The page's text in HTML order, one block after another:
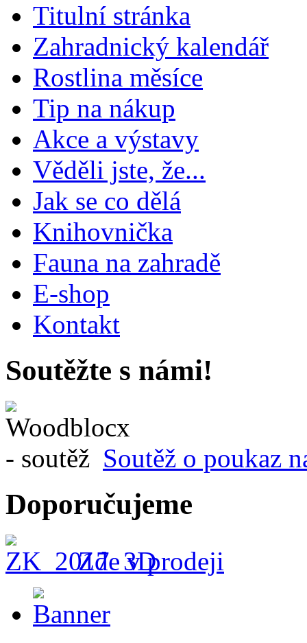
Titulní stránka
Zahradnický kalendář
Rostlina měsíce
Tip na nákup
Akce a výstavy
Věděli jste, že...
Jak se co dělá
Knihovnička
Fauna na zahradě
E-shop
Kontakt
Soutěžte s námi!
Soutěž o poukaz
Doporučujeme
Zde v prodeji